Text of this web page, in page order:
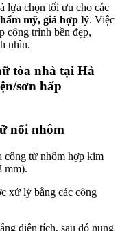
lựa chọn tối ưu cho các
mỹ, giá hợp lý. Việc
công trình bền đẹp,
nhìn.
tòa nhà tại Hà
sơn hấp
nổi nhôm
công từ nhôm hợp kim
mm).
xử lý bằng các công
điện tích, sau đó nung